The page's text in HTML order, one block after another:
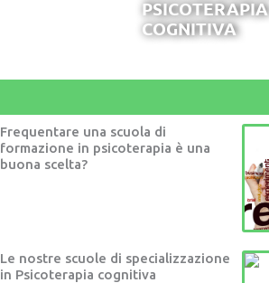
PSICOTERAPIA
COGNITIVA
Frequentare una scuola di
formazione in psicoterapia è una
buona scelta?
Le nostre scuole di specializzazione
in Psicoterapia cognitiva